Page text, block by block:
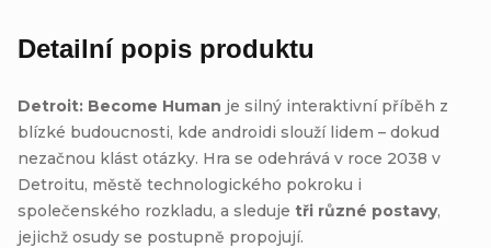
Detailní popis produktu
Detroit: Become Human je silný interaktivní příběh z
blízké budoucnosti, kde androidi slouží lidem – dokud
nezačnou klást otázky. Hra se odehrává v roce 2038 v
Detroitu, městě technologického pokroku i
společenského rozkladu, a sleduje tři různé postavy,
jejichž osudy se postupně propojují.